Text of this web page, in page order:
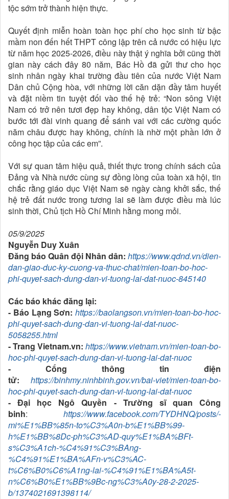
tộc sớm trở thành hiện thực.
Quyết định miễn hoàn toàn học phí cho học sinh từ bậc
mầm non đến hết THPT công lập trên cả nước có hiệu lực
từ năm học 2025-2026, điều này thật ý nghĩa bởi cũng thời
gian này cách đây 80 năm, Bác Hồ đã gửi thư cho học
sinh nhân ngày khai trường đầu tiên của nước Việt Nam
Dân chủ Cộng hòa, với những lời căn dặn đầy tâm huyết
và đặt niềm tin tuyệt đối vào thế hệ trẻ: “Non sông Việt
Nam có trở nên tươi đẹp hay không, dân tộc Việt Nam có
bước tới đài vinh quang để sánh vai với các cường quốc
năm châu được hay không, chính là nhờ một phần lớn ở
công học tập của các em”.
Với sự quan tâm hiệu quả, thiết thực trong chính sách của
Đảng và Nhà nước cùng sự đồng lòng của toàn xã hội, tin
chắc rằng giáo dục Việt Nam sẽ ngày càng khởi sắc, thế
hệ trẻ đất nước trong tương lai sẽ làm được điều mà lúc
sinh thời, Chủ tịch Hồ Chí Minh hằng mong mỏi.
05/9/2025
Nguyễn Duy Xuân
Đăng báo Quân đội Nhân dân: https://www.qdnd.vn/dien-
dan-giao-duc-ky-cuong-va-thuc-chat/mien-toan-bo-hoc-
phi-quyet-sach-dung-dan-vi-tuong-lai-dat-nuoc-845140
Các báo khác đăng lại:
- Báo Lạng Sơn: https://baolangson.vn/mien-toan-bo-hoc-
phi-quyet-sach-dung-dan-vi-tuong-lai-dat-nuoc-
5058255.html
- Trang Vietnam.vn: https://www.vietnam.vn/mien-toan-bo-
hoc-phi-quyet-sach-dung-dan-vi-tuong-lai-dat-nuoc
- Cổng thông tin điện
tử: https://binhmy.ninhbinh.gov.vn/bai-viet/mien-toan-bo-
hoc-phi-quyet-sach-dung-dan-vi-tuong-lai-dat-nuoc
- Đại học Ngô Quyền - Trường sĩ quan Công
binh: https://www.facebook.com/TYDHNQ/posts/-
mi%E1%BB%85n-to%C3%A0n-b%E1%BB%99-
h%E1%BB%8Dc-ph%C3%AD-quy%E1%BA%BFt-
s%C3%A1ch-%C4%91%C3%BAng-
%C4%91%E1%BA%AFn-v%C3%AC-
t%C6%B0%C6%A1ng-lai-%C4%91%E1%BA%A5t-
n%C6%B0%E1%BB%9Bc-ng%C3%A0y-28-2-2025-
b/1374021691398114/